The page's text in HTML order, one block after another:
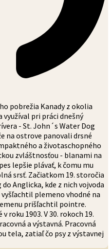
pobrežia Kanady z okolia
využíval pri práci dnešný
- St. John´s Water Dog
na ostrove panovali drsné
a životaschopného
zvláštnosťou - blanami na
lepšie plávať, k čomu mu
srsť. Začiatkom 19. storočia
Anglicka, kde z nich vojvoda
plemeno vhodné na
prišľachtil pointre.
roku 1903. V 30. rokoch 19.
a výstavná. Pracovná
tela, zatiaľ čo psy z výstavnej